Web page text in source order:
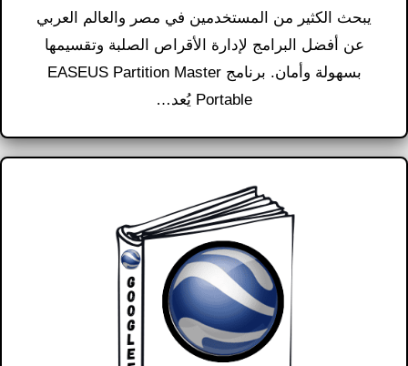
يبحث الكثير من المستخدمين في مصر والعالم العربي
عن أفضل البرامج لإدارة الأقراص الصلبة وتقسيمها
بسهولة وأمان. برنامج EASEUS Partition Master
Portable يُعد…